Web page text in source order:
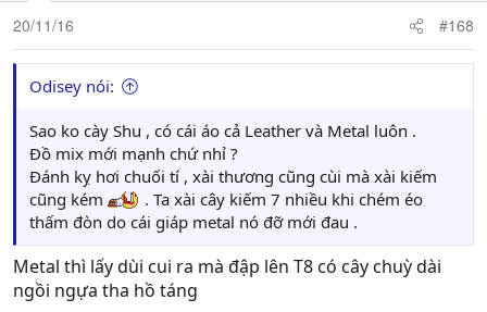
20/11/16 #168
Odisey nói:
Sao ko cày Shu , có cái áo cả Leather và Metal luôn .
Đồ mix mới mạnh chứ nhỉ ?
Đánh kỵ hơi chuối tí , xài thương cũng cùi mà xài kiếm
cũng kém
. Ta xài cây kiếm 7 nhiều khi chém éo
thấm đòn do cái giáp metal nó đỡ mới đau .
Metal thì lấy dùi cui ra mà đập lên T8 có cây chuỳ dài
ngồi ngựa tha hồ táng